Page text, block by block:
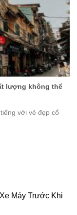
lượng không thể
với vẻ đẹp cổ
Máy Trước Khi